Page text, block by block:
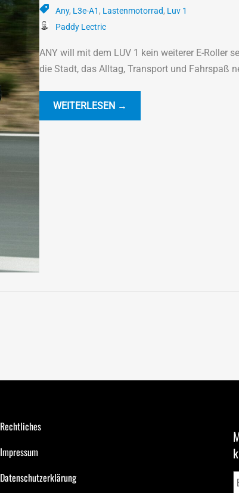
Any, L3e-A1 , Lastenmotorrad, Luv 1
Paddy Lectric
ANY will mit dem LUV 1 kein weiterer E-Roller
die Stadt, das Alltag, Transport und Fahrspaß
WEITERLESEN →
Rechtliches
Impressum
Datenschutzerklärung